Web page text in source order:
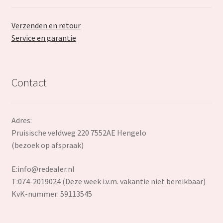
Verzenden en retour
Service en garantie
Contact
Adres:
Pruisische veldweg 220 7552AE Hengelo
(bezoek op afspraak)
E:info@redealer.nl
T:074-2019024 (Deze week i.v.m. vakantie niet bereikbaar)
KvK-nummer: 59113545